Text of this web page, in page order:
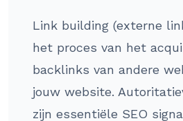
Link building (externe
het proces van het
backlinks van andere
jouw website.
zijn essentiële SEO